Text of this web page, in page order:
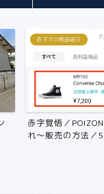
株主優待
失敗しないクロ
方/SBI お得に株